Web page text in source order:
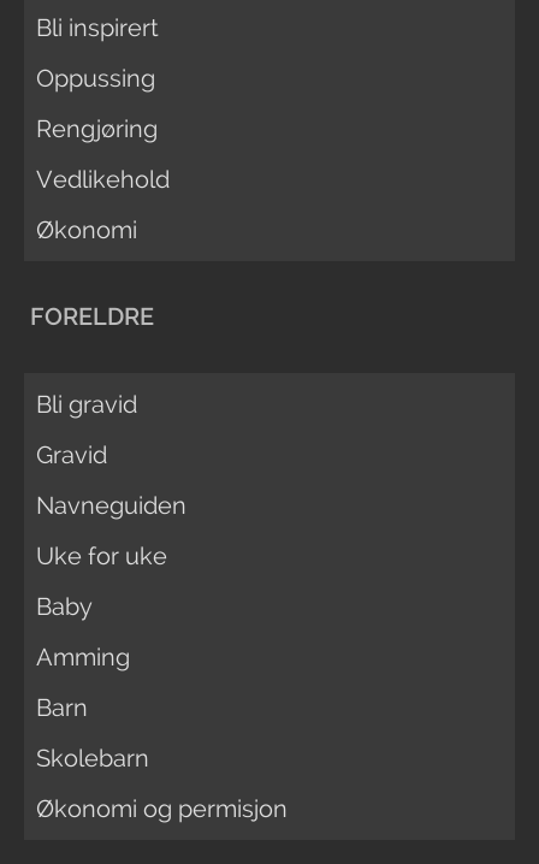
Bli inspirert
Oppussing
Rengjøring
Vedlikehold
Økonomi
FORELDRE
Bli gravid
Gravid
Navneguiden
Uke for uke
Baby
Amming
Barn
Skolebarn
Økonomi og permisjon